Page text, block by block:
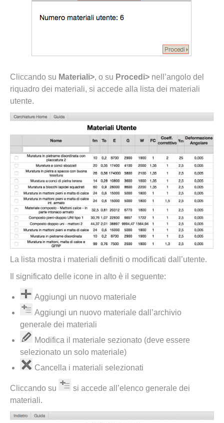
Cliccando su Materiali>, o su Procedi> nell’angolo del
riquadro dei materiali, si accede alla lista dei materiali
utente.
La lista mostra i materiali definiti o modificati dall’utente.
Il significato delle icone in alto è il seguente:
Aggiungi un nuovo materiale
Aggiungi un nuovo materiale dall’archivio
generale dei materiali
Modifica il materiale sezionato (deve essere
selezionato un solo materiale)
Cancella i materiali selezionati
Cliccando su
si accede all’elenco generale dei
materiali.